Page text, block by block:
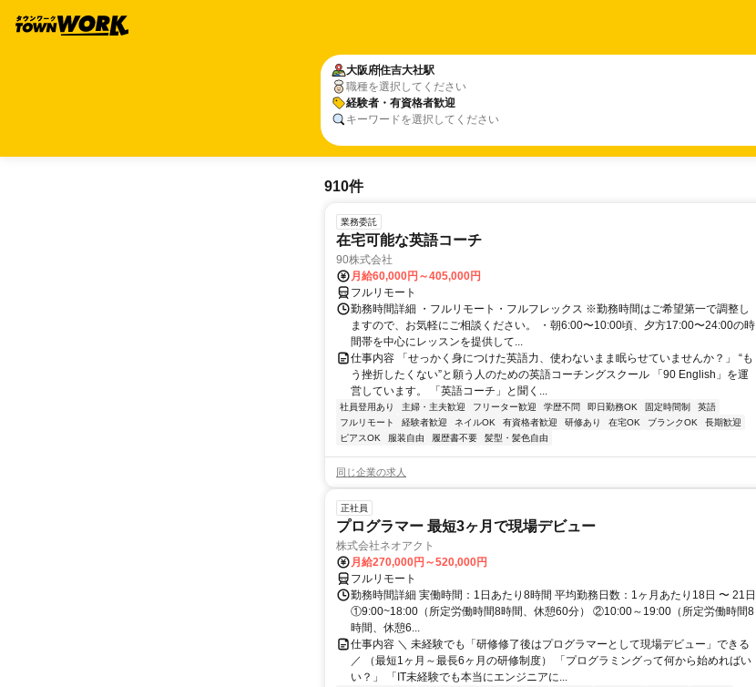
大阪府住吉大社駅
職種を選択してください
経験者・有資格者歓迎
キーワードを選択してください
910件
業務委託
在宅可能な英語コーチ
90株式会社
月給60,000円～405,000円
フルリモート
勤務時間詳細 ・フルリモート・フルフレックス ※勤務時間はご希望第一で調整し
ますので、お気軽にご相談ください。 ・朝6:00〜10:00頃、夕方17:00〜24:00の時
間帯を中心にレッスンを提供して...
仕事内容 「せっかく身につけた英語力、使わないまま眠らせていませんか？」 “も
う挫折したくない”と願う人のための英語コーチングスクール 「90 English」を運
営しています。 「英語コーチ」と聞く...
社員登用あり 主婦・主夫歓迎 フリーター歓迎 学歴不問 即日勤務OK 固定時間制
英語
フルリモート
経験者歓迎 ネイルOK 有資格者歓迎 研修あり 在宅OK ブランクOK
長期歓迎
ピアスOK
服装自由 履歴書不要 髪型・髪色自由
同じ企業の求人
正社員
プログラマー 最短3ヶ月で現場デビュー
株式会社ネオアクト
月給270,000円～520,000円
フルリモート
勤務時間詳細 実働時間：1日あたり8時間 平均勤務日数：1ヶ月あたり18日 〜 21日
①9:00~18:00（所定労働時間8時間、休憩60分） ②10:00～19:00（所定労働時間8
時間、休憩6...
仕事内容 ＼ 未経験でも「研修修了後はプログラマーとして現場デビュー」できる
／ （最短1ヶ月～最長6ヶ月の研修制度） 「プログラミングって何から始めればい
い？」 「IT未経験でも本当にエンジニアに...